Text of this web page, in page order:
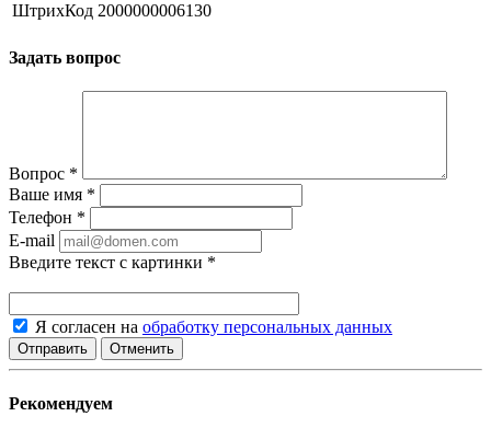
ШтрихКод 2000000006130
Задать вопрос
Вопрос *
Ваше имя *
Телефон *
E-mail
Введите текст с картинки *
Я согласен на обработку персональных данных
Отменить
Рекомендуем